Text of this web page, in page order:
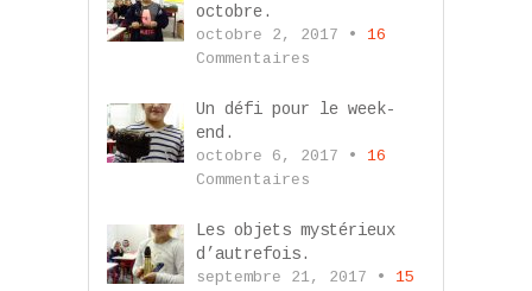
octobre.
octobre 2, 2017 • 16
Commentaires
Un défi pour le week-
end.
octobre 6, 2017 • 16
Commentaires
Les objets mystérieux
d’autrefois.
septembre 21, 2017 • 15